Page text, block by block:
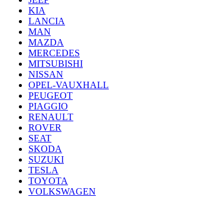
KIA
LANCIA
MAN
MAZDA
MERCEDES
MITSUBISHI
NISSAN
OPEL-VAUXHALL
PEUGEOT
PIAGGIO
RENAULT
ROVER
SEAT
SKODA
SUZUKI
TESLA
TOYOTA
VOLKSWAGEN